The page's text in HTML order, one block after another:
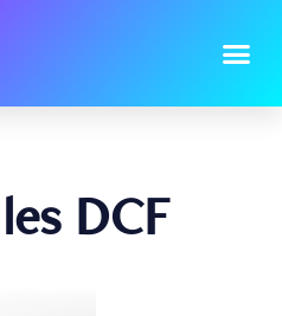
DCF